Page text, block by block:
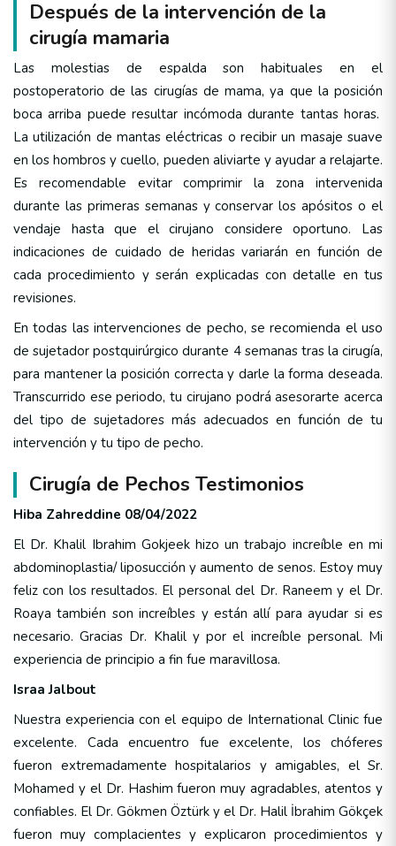
Después de la intervención de la
cirugía mamaria
Las molestias de espalda son habituales en el
postoperatorio de las cirugías de mama, ya que la posición
boca arriba puede resultar incómoda durante tantas horas.
La utilización de mantas eléctricas o recibir un masaje suave
en los hombros y cuello, pueden aliviarte y ayudar a relajarte.
Es recomendable evitar comprimir la zona intervenida
durante las primeras semanas y conservar los apósitos o el
vendaje hasta que el cirujano considere oportuno. Las
indicaciones de cuidado de heridas variarán en función de
cada procedimiento y serán explicadas con detalle en tus
revisiones.
En todas las intervenciones de pecho, se recomienda el uso
de sujetador postquirúrgico durante 4 semanas tras la cirugía,
para mantener la posición correcta y darle la forma deseada.
Transcurrido ese periodo, tu cirujano podrá asesorarte acerca
del tipo de sujetadores más adecuados en función de tu
intervención y tu tipo de pecho.
Cirugía de Pechos Testimonios
Hiba Zahreddine 08/04/2022
El Dr. Khalil Ibrahim Gokjeek hizo un trabajo increíble en mi
abdominoplastia/ liposucción y aumento de senos. Estoy muy
feliz con los resultados. El personal del Dr. Raneem y el Dr.
Roaya también son increíbles y están allí para ayudar si es
necesario. Gracias Dr. Khalil y por el increíble personal. Mi
experiencia de principio a fin fue maravillosa.
Israa Jalbout
Nuestra experiencia con el equipo de International Clinic fue
excelente. Cada encuentro fue excelente, los chóferes
fueron extremadamente hospitalarios y amigables, el Sr.
Mohamed y el Dr. Hashim fueron muy agradables, atentos y
confiables. El Dr. Gökmen Öztürk y el Dr. Halil İbrahim Gökçek
fueron muy complacientes y explicaron procedimientos y